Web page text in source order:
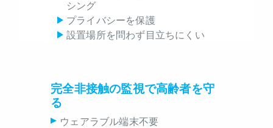
シング
プライバシーを保護
設置場所を問わず目立ちにくい
完全非接触の監視で高齢者を守
る
ウェアラブル端末不要